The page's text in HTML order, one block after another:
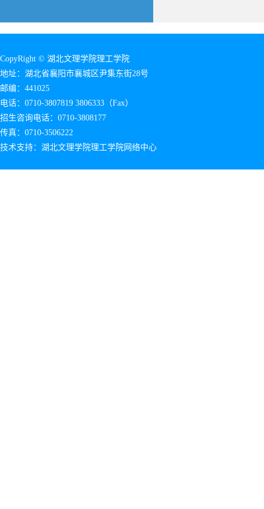
CopyRight © 湖北文理学院理工学院
地址：湖北省襄阳市襄城区尹集东街28号
邮编：441025
电话：0710-3807819 3806333（Fax）
招生咨询电话：0710-3808177
传真：0710-3506222
技术支持：湖北文理学院理工学院网络中心